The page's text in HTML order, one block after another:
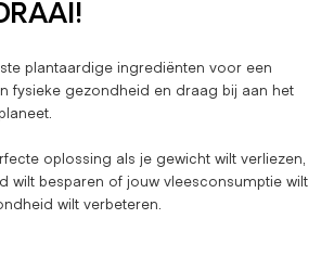
plantaardige ingrediënten voor een
fysieke gezondheid en draag bij aan het
oplossing als je gewicht wilt verliezen,
wilt besparen of jouw vleesconsumptie wilt
wilt verbeteren.